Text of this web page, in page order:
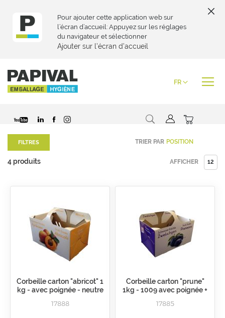
Pour ajouter cette application web sur
l’écran d’accueil: Appuyez sur les réglages
du navigateur et sélectionner
Ajouter sur l’écran d’accueil
to
Content
Langue
FR
Chercher Mon
4 produits AFFICHER
TRIER PAR
Corbeille carton "abricot" 1
kg - avec poignée - neutre
17888
Corbeille carton "prune"
1kg - 1009 avec poignée +
17885
FILTRES